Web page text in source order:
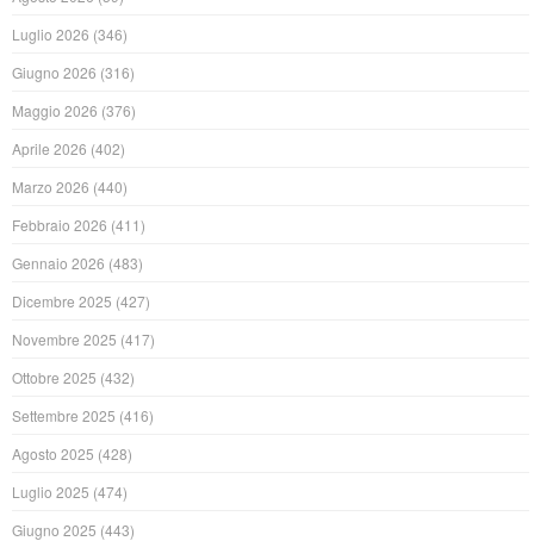
Luglio 2026 (346)
Giugno 2026 (316)
Maggio 2026 (376)
Aprile 2026 (402)
Marzo 2026 (440)
Febbraio 2026 (411)
Gennaio 2026 (483)
Dicembre 2025 (427)
Novembre 2025 (417)
Ottobre 2025 (432)
Settembre 2025 (416)
Agosto 2025 (428)
Luglio 2025 (474)
Giugno 2025 (443)